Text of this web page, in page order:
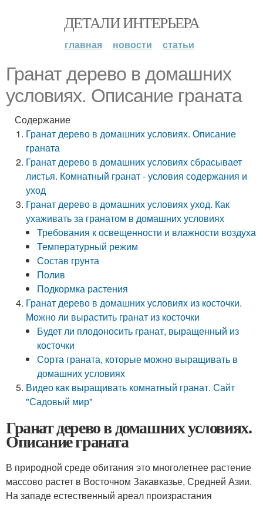
ДЕТАЛИ ИНТЕРЬЕРА
главная новости статьи
Гранат дерево в домашних
условиях. Описание граната
Содержание
Гранат дерево в домашних условиях. Описание
граната
Гранат дерево в домашних условиях сбрасывает
листья. Комнатный гранат - условия содержания и
уход
Гранат дерево в домашних условиях уход. Как
ухаживать за гранатом в домашних условиях
Требования к освещенности и влажности воздуха
Температурный режим
Состав грунта
Полив
Подкормка растения
Гранат дерево в домашних условиях из косточки.
Можно ли вырастить гранат из косточки
Будет ли плодоносить гранат, выращенный из
косточки
Сорта граната, которые можно выращивать в
домашних условиях
Видео как выращивать комнатный гранат. Сайт
"Садовый мир"
Гранат дерево в домашних условиях.
Описание граната
В природной среде обитания это многолетнее растение
массово растет в Восточном Закавказье, Средней Азии.
На западе естественный ареал произрастания